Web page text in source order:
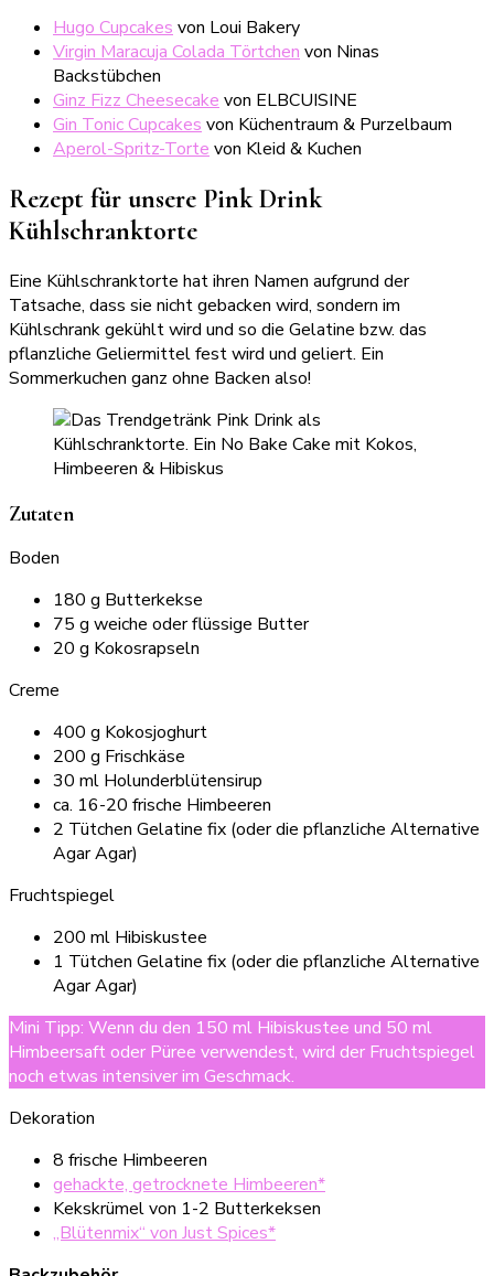
Hugo Cupcakes von Loui Bakery
Virgin Maracuja Colada Törtchen von Ninas
Backstübchen
Ginz Fizz Cheesecake von ELBCUISINE
Gin Tonic Cupcakes von Küchentraum & Purzelbaum
Aperol-Spritz-Torte von Kleid & Kuchen
Rezept für unsere Pink Drink
Kühlschranktorte
Eine Kühlschranktorte hat ihren Namen aufgrund der
Tatsache, dass sie nicht gebacken wird, sondern im
Kühlschrank gekühlt wird und so die Gelatine bzw. das
pflanzliche Geliermittel fest wird und geliert. Ein
Sommerkuchen ganz ohne Backen also!
Zutaten
Boden
180 g Butterkekse
75 g weiche oder flüssige Butter
20 g Kokosrapseln
Creme
400 g Kokosjoghurt
200 g Frischkäse
30 ml Holunderblütensirup
ca. 16-20 frische Himbeeren
2 Tütchen Gelatine fix (oder die pflanzliche Alternative
Agar Agar)
Fruchtspiegel
200 ml Hibiskustee
1 Tütchen Gelatine fix (oder die pflanzliche Alternative
Agar Agar)
Mini Tipp: Wenn du den 150 ml Hibiskustee und 50 ml
Himbeersaft oder Püree verwendest, wird der Fruchtspiegel
noch etwas intensiver im Geschmack.
Dekoration
8 frische Himbeeren
gehackte, getrocknete Himbeeren*
Kekskrümel von 1-2 Butterkeksen
„Blütenmix“ von Just Spices*